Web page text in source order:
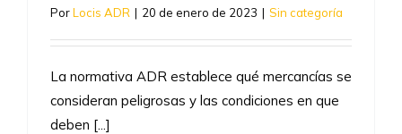
PorLocis ADR | 20 de enero de 2023 | Sin categoría
La normativa ADR establece qué mercancías se
consideran peligrosas y las condiciones en que
deben [...]